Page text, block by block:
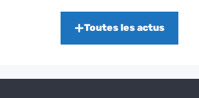
Toutes les actus